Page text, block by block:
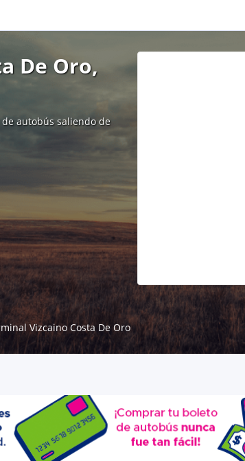
De Oro,
autobús saliendo de
Vizcaino Costa De Oro